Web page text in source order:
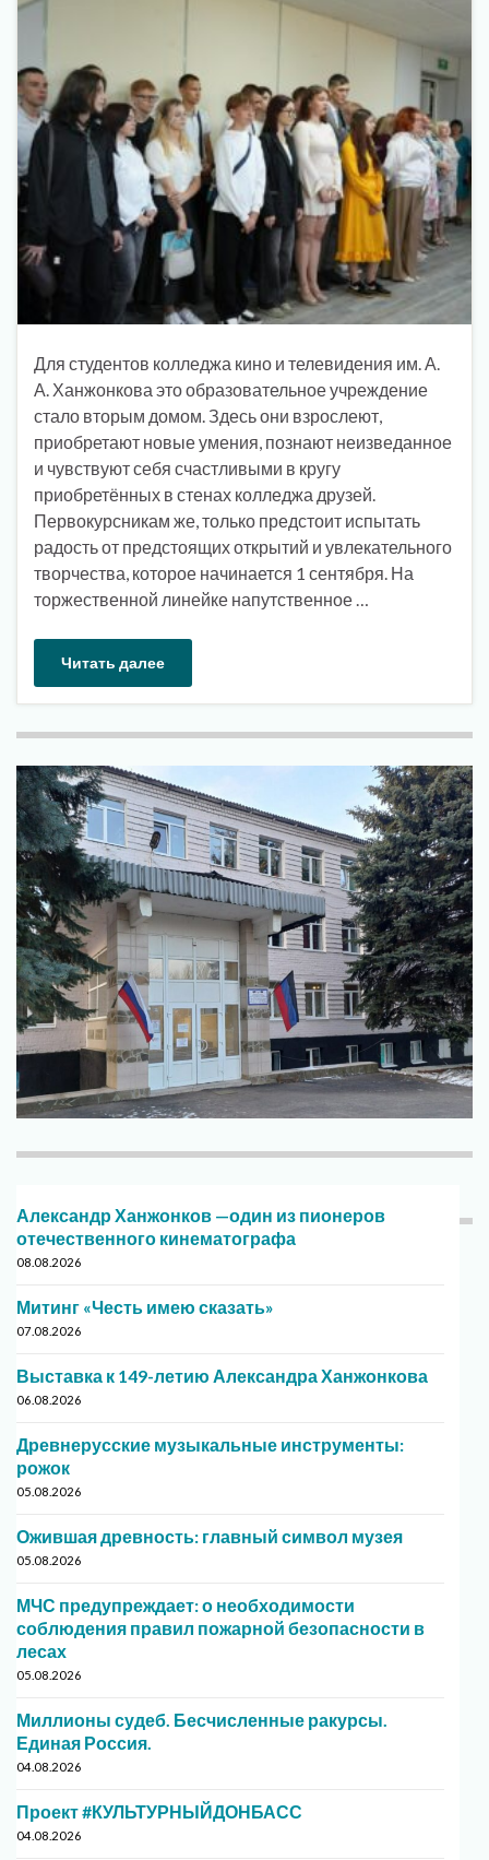
Для студентов колледжа кино и телевидения им. А.
А. Ханжонкова это образовательное учреждение
стало вторым домом. Здесь они взрослеют,
приобретают новые умения, познают неизведанное
и чувствуют себя счастливыми в кругу
приобретённых в стенах колледжа друзей.
Первокурсникам же, только предстоит испытать
радость от предстоящих открытий и увлекательного
творчества, которое начинается 1 сентября. На
торжественной линейке напутственное …
Читать далее
Александр Ханжонков —один из пионеров
отечественного кинематографа
08.08.2026
Митинг «Честь имею сказать»
07.08.2026
Выставка к 149-летию Александра Ханжонкова
06.08.2026
Древнерусские музыкальные инструменты:
рожок
05.08.2026
Ожившая древность: главный символ музея
05.08.2026
МЧС предупреждает: о необходимости
соблюдения правил пожарной безопасности в
лесах
05.08.2026
Миллионы судеб. Бесчисленные ракурсы.
Единая Россия.
04.08.2026
Проект #КУЛЬТУРНЫЙДОНБАСС
04.08.2026